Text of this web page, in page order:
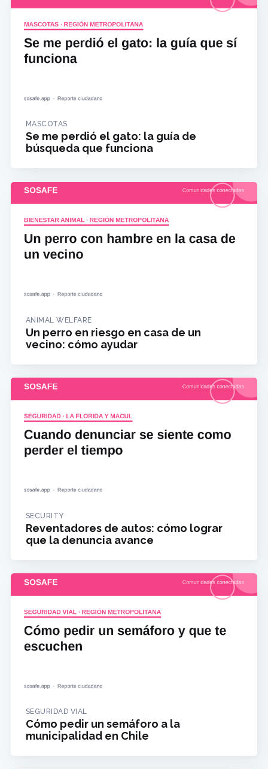
MASCOTAS
Se me perdió el gato: la guía de
búsqueda que funciona
ANIMAL WELFARE
Un perro en riesgo en casa de un
vecino: cómo ayudar
SECURITY
Reventadores de autos: cómo lograr
que la denuncia avance
SEGURIDAD VIAL
Cómo pedir un semáforo a la
municipalidad en Chile